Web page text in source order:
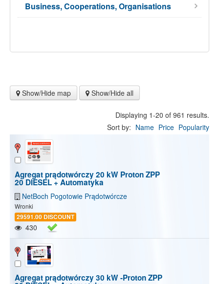
Business, Cooperations, Organisations
Show/Hide map Show/Hide all
Displaying 1-20 of 961 results.
Sort by: Name Price Popularity
Agregat prądotwórczy 20 kW Proton ZPP
20 DIESEL + Automatyka
NetBoch Pogotowie Prądotwórcze
Wronki
29591.00 DISCOUNT
430
Agregat prądotwórczy 30 kW -Proton ZPP